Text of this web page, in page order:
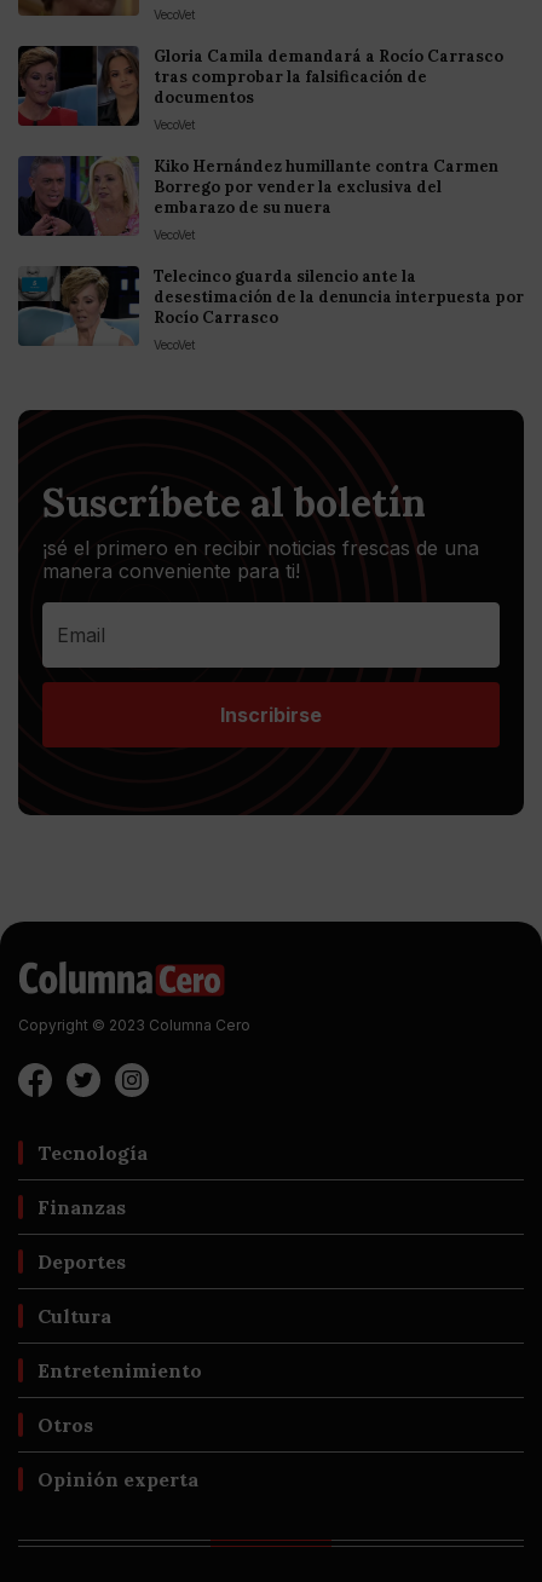
VecoVet
Gloria Camila demandará a Rocío Carrasco
tras comprobar la falsificación de
documentos
VecoVet
Kiko Hernández humillante contra Carmen
Borrego por vender la exclusiva del
embarazo de su nuera
VecoVet
Telecinco guarda silencio ante la
desestimación de la denuncia interpuesta por
Rocío Carrasco
VecoVet
Suscríbete al boletín
¡sé el primero en recibir noticias frescas de una
manera conveniente para ti!
Inscribirse
Copyright © 2023 Columna Cero
Tecnología
Finanzas
Deportes
Cultura
Entretenimiento
Otros
Opinión experta